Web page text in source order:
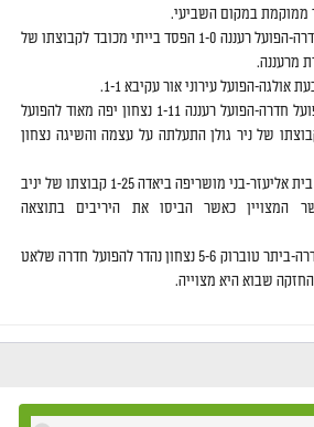
ממוקמת במקום השביעי.
ילדים ב מחוז שרון הפועל חדרה-הפועל רעננה 1-0 הפסד בייתי מכובד לקבוצתו של
מרעננה.
אולגה-הפועל עירוני אור עקיבא 1-1.
ילדים ג מחוז מחוז שרון הפועל חדרה-הפועל רעננה 1-11 נצחון יפה מאוד להפועל
של ניר גולן התעלתה על עצמה והשיגה נצחון
ילדים ג מחוז שומרון הפועל בית אליעזר-בני מושריפה ביאדה 1-25 קבוצתו של יניב
המצויין כאשר הביסו את היריבים בתוצאה
טרום א מחוז שרון הפועל חדרה-ביתר טוברוק 5-6 נצחון נהדר להפועל חדרה שלאט
שבוא היא מצוייה.